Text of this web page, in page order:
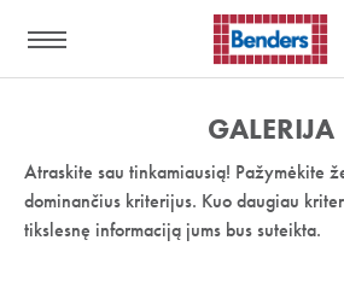
nuoroda:
GALERIJA
Atraskite sau tinkamiausią! Pažymėkite
dominančius kriterijus. Kuo daugiau
tikslesnę informaciją jums bus suteikta.